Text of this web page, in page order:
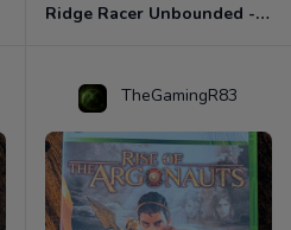
Ridge Racer Unbounded - Édition Limitée Xbox 360
TheGamingR83